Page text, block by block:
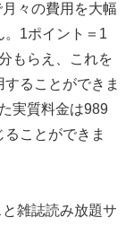
々の費用を大幅
。1ポイント＝1
もらえ、これを
ることができま
実質料金は989
ことができま
雑誌読み放題サ